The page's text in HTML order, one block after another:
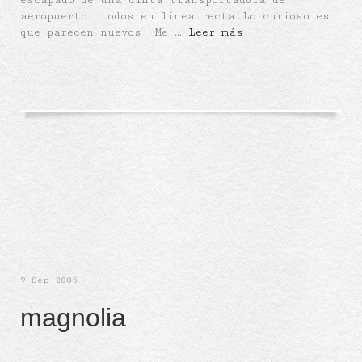
aeropuerto, todos en línea recta.Lo curioso es
que parecen nuevos. Me … Leer más
9 Sep 2005
magnolia